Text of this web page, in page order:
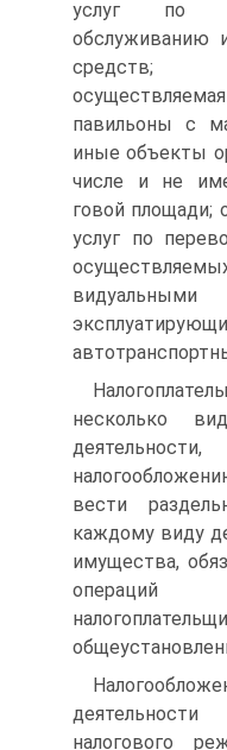
услуг по
обслуживанию
средств;
павильоны с
иные объекты
числе и не
говой площади;
услуг по
несколько
вести
каждому виду
имущества,
операций
налогового